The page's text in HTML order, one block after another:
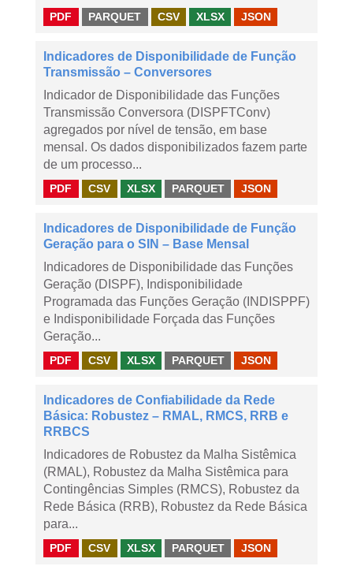
PDF PARQUET CSV XLSX JSON
Indicadores de Disponibilidade de Função
Transmissão – Conversores
Indicador de Disponibilidade das Funções
Transmissão Conversora (DISPFTConv)
agregados por nível de tensão, em base
mensal. Os dados disponibilizados fazem parte
de um processo...
PDF CSV XLSX PARQUET JSON
Indicadores de Disponibilidade de Função
Geração para o SIN – Base Mensal
Indicadores de Disponibilidade das Funções
Geração (DISPF), Indisponibilidade
Programada das Funções Geração (INDISPPF)
e Indisponibilidade Forçada das Funções
Geração...
PDF CSV XLSX PARQUET JSON
Indicadores de Confiabilidade da Rede
Básica: Robustez – RMAL, RMCS, RRB e
RRBCS
Indicadores de Robustez da Malha Sistêmica
(RMAL), Robustez da Malha Sistêmica para
Contingências Simples (RMCS), Robustez da
Rede Básica (RRB), Robustez da Rede Básica
para...
PDF CSV XLSX PARQUET JSON